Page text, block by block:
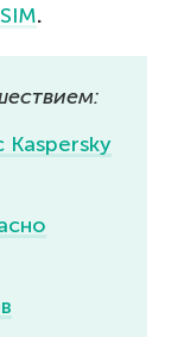
.
Kaspersky